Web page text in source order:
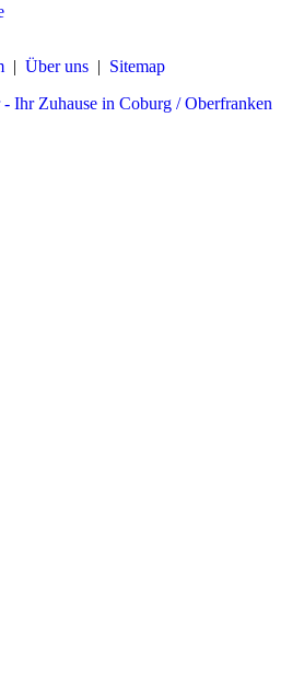
| Über uns | Sitemap
Ihr Zuhause in Coburg / Oberfranken